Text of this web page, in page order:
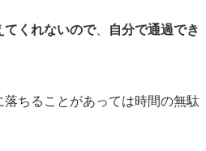
てくれないので、
自分で通過でき
ちることがあっては時間の無駄